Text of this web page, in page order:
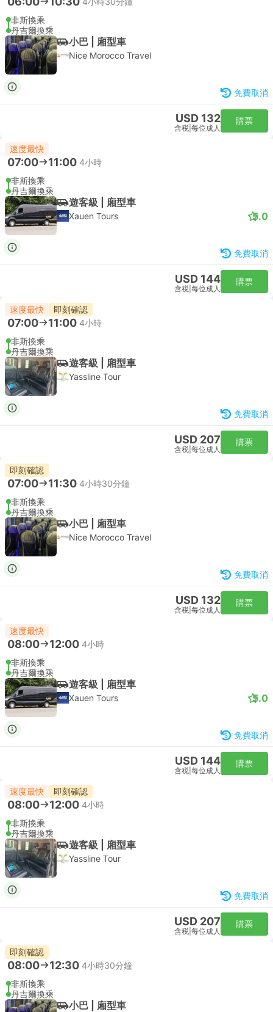
非斯換乘
丹吉爾換乘
小巴 | 廂型車
Nice Morocco Travel
免費取消
USD 132
含税 每位成人
購票
速度最快
07:00 11:00 4小時
非斯換乘
丹吉爾換乘
遊客級 | 廂型車
Xauen Tours 5.0
免費取消
USD 144
含税 每位成人
購票
速度最快 即刻確認
07:00 11:00 4小時
非斯換乘
丹吉爾換乘
遊客級 | 廂型車
Yassline Tour
免費取消
USD 207
含税 每位成人
購票
即刻確認
07:00 11:30 4小時30分鐘
非斯換乘
丹吉爾換乘
小巴 | 廂型車
Nice Morocco Travel
免費取消
USD 132
含税 每位成人
購票
速度最快
08:00 12:00 4小時
非斯換乘
丹吉爾換乘
遊客級 | 廂型車
Xauen Tours 5.0
免費取消
USD 144
含税 每位成人
購票
速度最快 即刻確認
08:00 12:00 4小時
非斯換乘
丹吉爾換乘
遊客級 | 廂型車
Yassline Tour
免費取消
USD 207
含税 每位成人
購票
即刻確認
08:00 12:30 4小時30分鐘
非斯換乘
丹吉爾換乘
小巴 | 廂型車